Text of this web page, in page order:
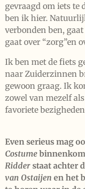
gevraagd om iets te
ben ik hier.
verbonden ben,
gaat over “zorg”en
Ik ben met de fiets
naar Zuiderzinnen
gewoon graag. Ik
zowel van mezelf
favoriete
Even serieus mag
Costume
Ridder staat achter
van Ostaijen en het